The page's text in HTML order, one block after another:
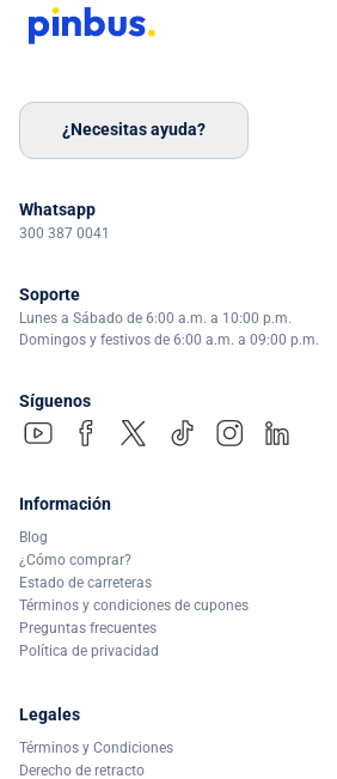
¿Necesitas ayuda?
Whatsapp
300 387 0041
Soporte
Lunes a Sábado de 6:00 a.m. a 10:00 p.m.
Domingos y festivos de 6:00 a.m. a 09:00 p.m.
Síguenos
Información
Blog
¿Cómo comprar?
Estado de carreteras
Términos y condiciones de cupones
Preguntas frecuentes
Política de privacidad
Legales
Términos y Condiciones
Derecho de retracto